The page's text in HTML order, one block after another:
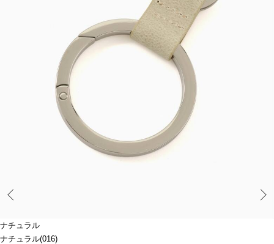
ナチュラル
ナチュラル(016)